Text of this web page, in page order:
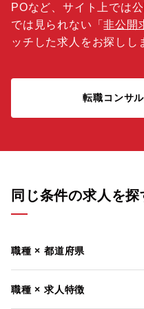
POなど、サイト上では
では見られない「非公開
ッチした求人をお探しし
転職コンサ
同じ条件の求人を探
職種 × 都道府県
職種 × 求人特徴